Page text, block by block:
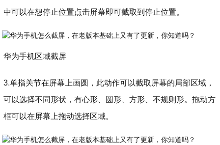
中可以在想停止位置点击屏幕即可截取到停止位置。
华为手机区域截屏
3.单指关节在屏幕上画圆，此动作可以截取屏幕的局部区域，
可以选择不同形状，有心形、圆形、方形、不规则形。拖动方
框可以在屏幕上拖动选择区域。